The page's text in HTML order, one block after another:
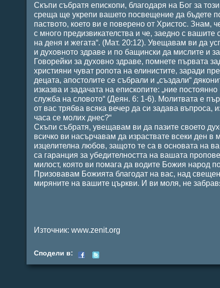
Скъпи събратя епископи, благодаря на Бог за
среща ще укрепи вашето посвещение да бъдете
паството, което ви е поверено от Христос. Знам,
с много предизвикателства и че, заедно с вашите
на деня и жегата“. (Мат. 20:12). Увещавам ви да
и духовното здраве и по бащински да мислите и
Говорейки за духовно здраве, помнете първата
християни чуват ропота на елинистите, заради
децата, апостолите се събрали и „създали“
изказва и задачата на епископите: „ние
служба на словото“ (Деян. 6: 1-6). Молитвата е
от вас трябва всяка вечер да си задава въпроса,
часа се молих днес?“
Скъпи събратя, увещавам ви да пазите своето
всичко ви насърчавам да израствате всеки ден в
изцелителна любов, защото те са в основата на
са гаранция за убедителността на вашата
милост, която ви помага да водите Божия народ
Призовавам Божията благодат на вас, над
миряните на вашите църкви. И ви моля, не
Източник: www.zenit.org
Сподели в: